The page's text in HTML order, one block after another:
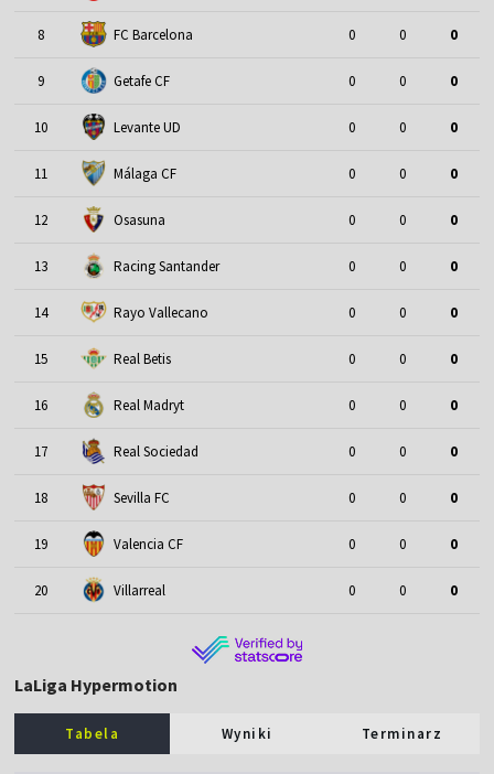
8 FC Barcelona 0 0 0
9 Getafe CF 0 0 0
10 Levante UD 0 0 0
11 Málaga CF 0 0 0
12 Osasuna 0 0 0
13 Racing Santander 0 0 0
14 Rayo Vallecano 0 0 0
15 Real Betis 0 0 0
16 Real Madryt 0 0 0
17 Real Sociedad 0 0 0
18 Sevilla FC 0 0 0
19 Valencia CF 0 0 0
20 Villarreal 0 0 0
LaLiga Hypermotion
Tabela Wyniki Terminarz